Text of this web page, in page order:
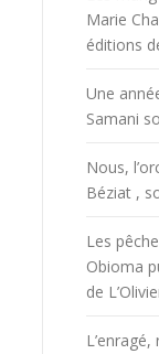
Marie
éditions
Une
Samani
Nous,
Béziat ,
Les
Obioma
de